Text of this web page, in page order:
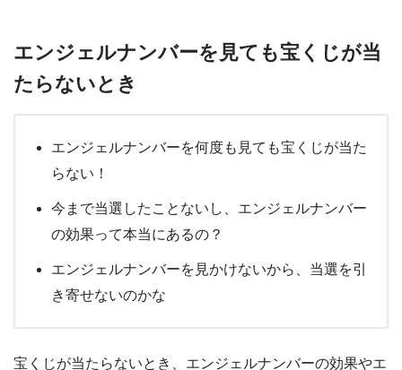
エンジェルナンバーを見ても宝くじが当
たらないとき
エンジェルナンバーを何度も見ても宝くじが当た
らない！
今まで当選したことないし、エンジェルナンバー
の効果って本当にあるの？
エンジェルナンバーを見かけないから、当選を引
き寄せないのかな
宝くじが当たらないとき、エンジェルナンバーの効果やエ